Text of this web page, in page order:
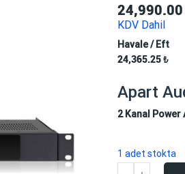
KDV Dahil
Havale / Eft
24,365.25₺
Apart
2 Kanal Power
1 adet stokta